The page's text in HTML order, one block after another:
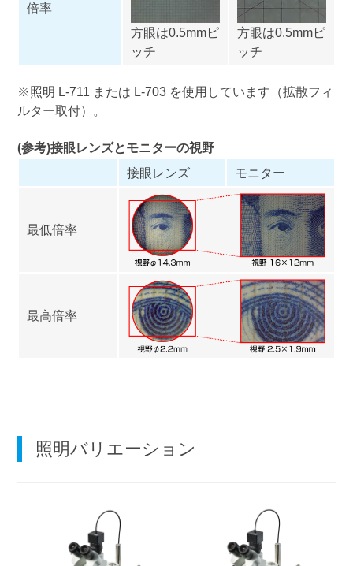
倍率
方眼は0.5mmピ
ッチ
方眼は0.5mmピ
ッチ
※照明 L-711 または L-703を使用しています（拡散フィ
ルター取付）。
(参考)接眼レンズとモニターの視野
接眼レンズ モニター
最低倍率
最高倍率
照明バリエーション